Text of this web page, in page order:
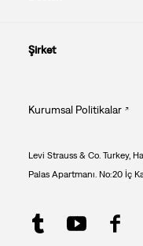
Şirket
Kurumsal Politikalar
Levi Strauss & Co. Turkey,
Palas Apartmanı. No:20 İç